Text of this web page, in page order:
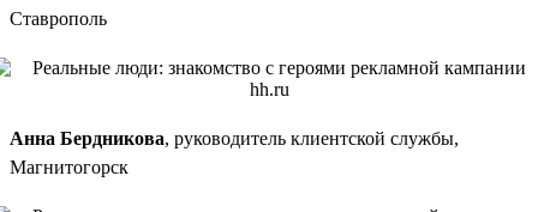
Ставрополь
Анна Бердникова, руководитель клиентской службы,
Магнитогорск